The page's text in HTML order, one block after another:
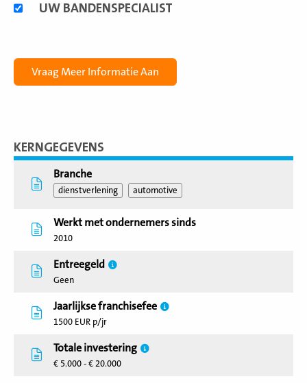
formulesUW BANDENSPECIALIST
KERNGEGEVENS
Branche
dienstverlening automotive
Werkt met ondernemers sinds
2010
Entreegeld
Geen
Jaarlijkse franchisefee
1500 EUR p/jr
Totale investering
€ 5.000 - € 20.000